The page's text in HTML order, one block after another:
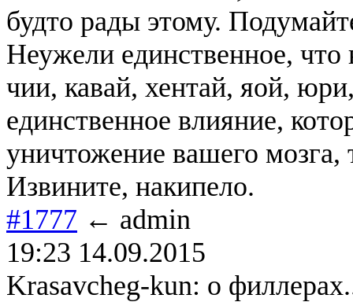
будто рады этому.
Неужели единственное, что
чии, кавай, хентай, яой,
единственное влияние,
уничтожение вашего мозга,
Извините, накипело.
#1777 ← admin
19:23 14.09.2015
Krasavcheg-kun: о